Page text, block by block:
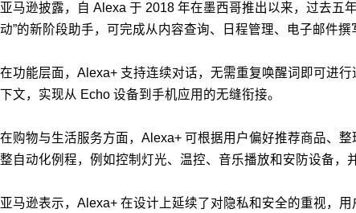
亚马逊披露，自 Alexa 于 2018 年在墨西哥推出以来，过去五
动”的新阶段助手，可完成从内容查询、日程管理、电子邮件撰
在功能层面，Alexa+ 支持连续对话，无需重复唤醒词即可进
下文，实现从 Echo 设备到手机应用的无缝衔接。
在购物与生活服务方面，Alexa+ 可根据用户偏好推荐商品、
整自动化例程，例如控制灯光、温控、音乐播放和安防设备，
亚马逊表示，Alexa+ 在设计上延续了对隐私和安全的重视，